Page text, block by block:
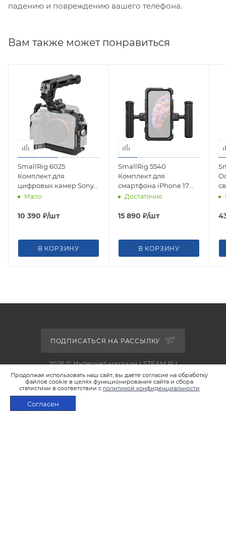
Продолжая использовать наш сайт, вы даёте согласие на обработку
файлов cookie в целях функционирования сайта и сбора
статистики в соответствии с политикой конфиденциальности
Согласен
падению и повреждению вашего телефона.
Вам также может понравиться
SmallRig 6025
Комплект для
цифровых камер Sony
A7V / A7RV / A7IV,
фиксатор кабеля
Мало
10 390 ₽/шт
В КОРЗИНУ
SmallRig 5540
Комплект для
смартфона iPhone 17
Pro, клетка, боковые
Достаточно
15 890 ₽/шт
В КОРЗИНУ
ПОДПИСАТЬСЯ НА РАССЫЛКУ
2026 © Интернет-магазин LSTEAM.RU